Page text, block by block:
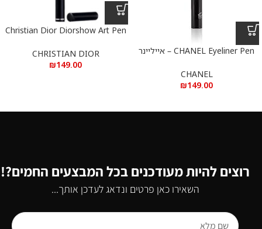
CHANEL Eyeliner Pen – אייליינר
CHANEL
₪149.00
Christian Dior Diorshow Art Pen
שואו עיפרון ציור איילנייר שחור
CHRISTIAN DIOR
₪149.00
רוצים להיות מעודכנים בכל המבצעים החמים?!
השאירו כאן פרטים ונדאג לעדכן אותך...